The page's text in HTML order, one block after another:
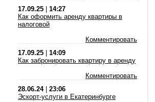
17.09.25
14:27
Как оформить аренду квартиры в
налоговой
Комментировать
17.09.25
14:09
Как забронировать квартиру в аренду
Комментировать
28.06.24| 23:06
Эскорт-услуги в Екатеринбурге